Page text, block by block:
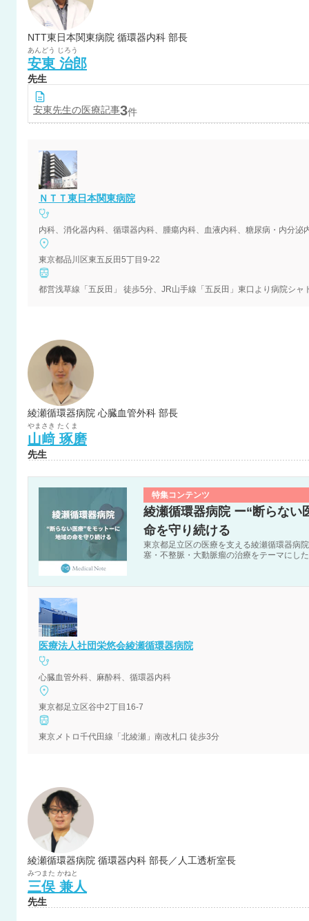
NTT東日本関東病院 循環器内科 部長
あんどう じろう
安東 治郎
先生
安東先生の医療記事3件
ＮＴＴ東日本関東病院
内科、消化器内科、循環器内科、腫瘍内科、血液内科、糖尿病・内分
東京都品川区東五反田5丁目9-22
都営浅草線「五反田」 徒歩5分、JR山手線「五反田」東口より病院シャ
綾瀬循環器病院 心臓血管外科 部長
やまさき たくま
山﨑 琢磨
先生
特集コンテンツ
綾瀬循環器病院 ー“断らない
命を守り続ける
東京都足立区の医療を支える綾瀬循環器病
塞・不整脈・大動脈瘤の治療をテーマにし
医療法人社団栄悠会綾瀬循環器病院
心臓血管外科、麻酔科、循環器内科
東京都足立区谷中2丁目16-7
東京メトロ千代田線「北綾瀬」南改札口 徒歩3分
綾瀬循環器病院 循環器内科 部長／人工透析室長
みつまた かねと
三俣 兼人
先生